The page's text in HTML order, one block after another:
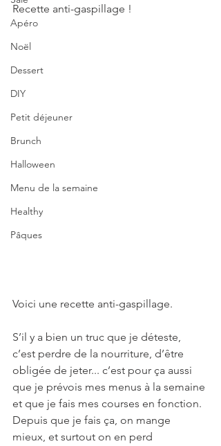
Apéro
Noël
Dessert
DIY
Petit déjeuner
Brunch
Halloween
Menu de la semaine
Healthy
Pâques
Recette anti-gaspillage !
Voici une recette anti-gaspillage.
S’il y a bien un truc que je déteste,
c’est perdre de la nourriture, d’être
obligée de jeter... c’est pour ça aussi
que je prévois mes menus à la semaine
et que je fais mes courses en fonction.
Depuis que je fais ça, on mange
mieux, et surtout on en perd